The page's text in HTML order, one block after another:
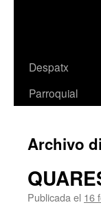
Despatx
Parroquial
Archivo
Publicada el 16